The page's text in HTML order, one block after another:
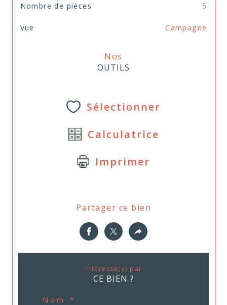
Nombre de pièces 5
Vue Campagne
Nos
OUTILS
Sélectionner
Calculatrice
Imprimer
Partager ce bien
Intéressé(e) par
CE BIEN ?
Nom *